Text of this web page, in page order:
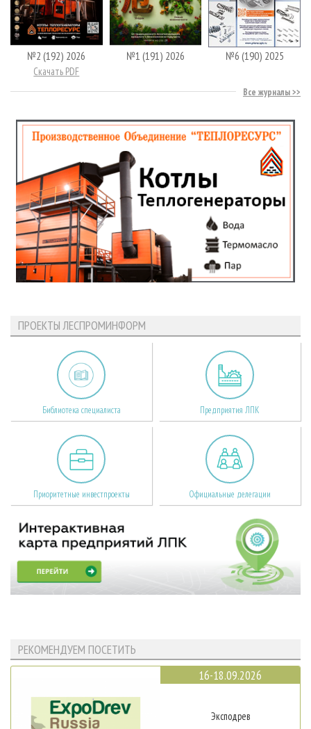
№2 (192) 2026
Скачать PDF
№1 (191) 2026 №6 (190) 2025
Все журналы
ПРОЕКТЫ ЛЕСПРОМИНФОРМ
Библиотека специалиста Предприятия ЛПК
Приоритетные инвестпроекты Официальные делегации
РЕКОМЕНДУЕМ ПОСЕТИТЬ
16-18.09.2026
Эксподрев